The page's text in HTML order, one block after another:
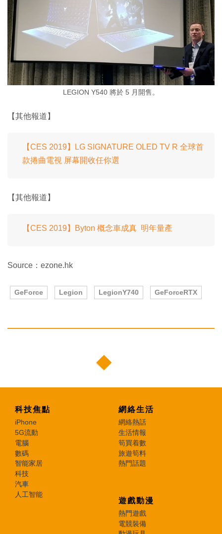
LEGION Y540 將於 5 月開售。
【其他報道】
【CES 2019】LG SIGNATURE OLED TV R 全球首
款捲曲電視 屏幕開收任你選
【其他報道】
【CES 2019】Byton 概念車成真 明年量產
Source：ezone.hk
GeForce Legion LegionY740 GeForceRTX
科技焦點
iPhone
5G流動
電腦
數碼
智能家居
科技
汽車
人工智能
網絡生活
網絡熱話
生活情報
筍買着數
旅遊筍料
熱門話題
遊戲動漫
熱門遊戲
電競裝備